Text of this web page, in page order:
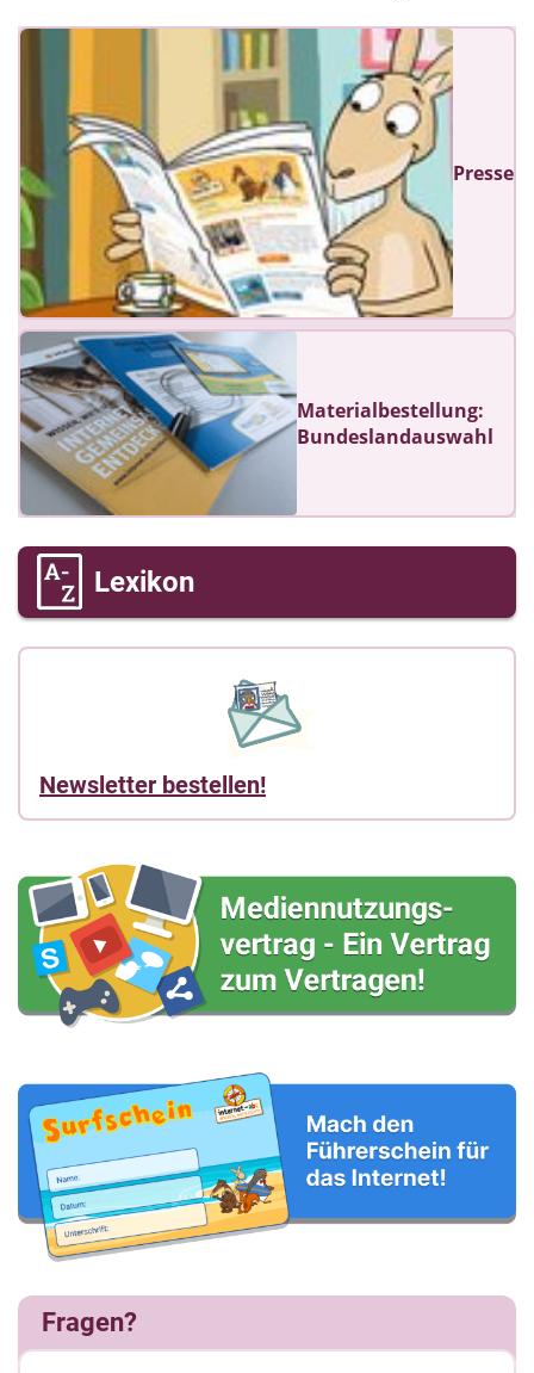
Presse
Materialbestellung:
Bundeslandauswahl
Lexikon
Newsletter bestellen!
Fragen?